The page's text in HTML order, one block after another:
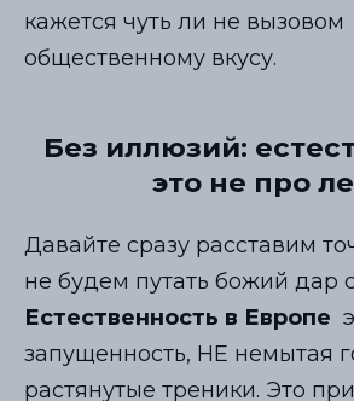
кажется чуть ли не вызовом
общественному вкусу.
Без иллюзий:
это не про
Давайте сразу расставим
не будем путать божий дар
Естественность в Европе
запущенность, НЕ немытая
растянутые треники. Это